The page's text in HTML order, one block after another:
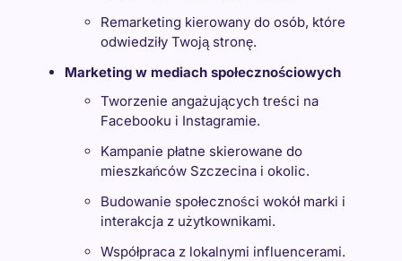
Remarketing kierowany do osób, które
odwiedziły Twoją stronę.
Marketing w mediach społecznościowych
Tworzenie angażujących treści na
Facebooku i Instagramie.
Kampanie płatne skierowane do
mieszkańców Szczecina i okolic.
Budowanie społeczności wokół marki i
interakcja z użytkownikami.
Współpraca z lokalnymi influencerami.